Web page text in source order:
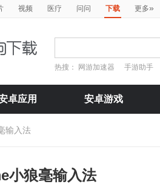
视频 医疗 问问 下载 更多»
热搜： 网游加速器 手游助手
卓应用 安卓游戏
输入法
小狼毫输入法